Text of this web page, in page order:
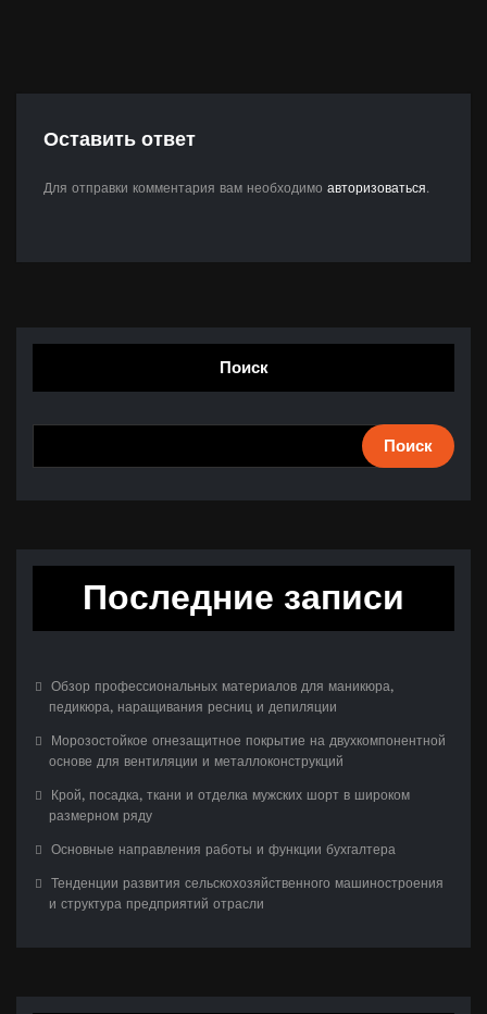
Оставить ответ
Для отправки комментария вам необходимо авторизоваться.
Поиск
Поиск
Последние записи
Обзор профессиональных материалов для маникюра,
педикюра, наращивания ресниц и депиляции
Морозостойкое огнезащитное покрытие на двухкомпонентной
основе для вентиляции и металлоконструкций
Крой, посадка, ткани и отделка мужских шорт в широком
размерном ряду
Основные направления работы и функции бухгалтера
Тенденции развития сельскохозяйственного машиностроения
и структура предприятий отрасли